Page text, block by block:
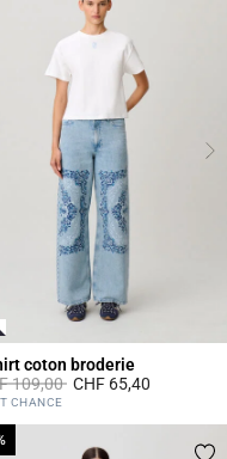
coton broderie
réduit à partir de
109,00àCHF 65,40
of 5 Customer Rating
CHANCE